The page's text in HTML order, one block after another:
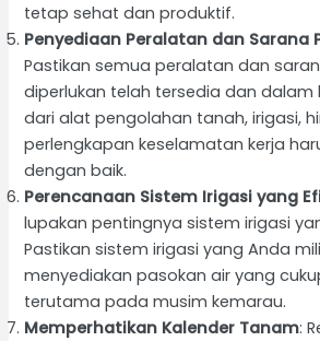
tetap sehat dan produktif.
Penyediaan Peralatan dan Sarana
Pastikan semua peralatan dan
diperlukan telah tersedia dan dalam
dari alat pengolahan tanah, irigasi,
perlengkapan keselamatan kerja
dengan baik.
Perencanaan Sistem Irigasi yang
lupakan pentingnya sistem irigasi
Pastikan sistem irigasi yang Anda
menyediakan pasokan air yang
terutama pada musim kemarau.
Memperhatikan Kalender Tanam: